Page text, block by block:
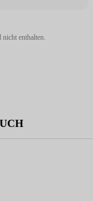
enthalten.